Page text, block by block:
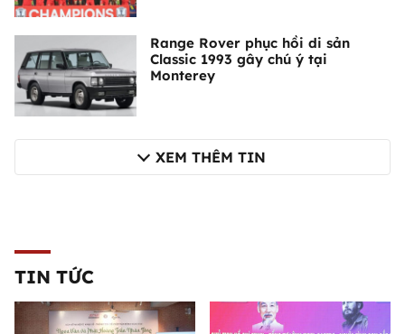
Range Rover phục hồi di sản
Classic 1993 gây chú ý tại
Monterey
XEM THÊM TIN
TIN TỨC